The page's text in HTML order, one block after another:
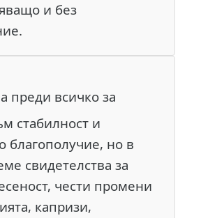
и без
преди всичко за
стабилност и
благополучие, но в
свидетелства за
чести промени
капризи,